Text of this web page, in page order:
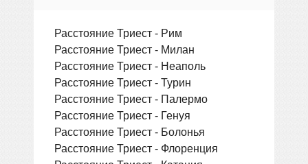
Расстояние Триест - Рим
Расстояние Триест - Милан
Расстояние Триест - Неаполь
Расстояние Триест - Турин
Расстояние Триест - Палермо
Расстояние Триест - Генуя
Расстояние Триест - Болонья
Расстояние Триест - Флоренция